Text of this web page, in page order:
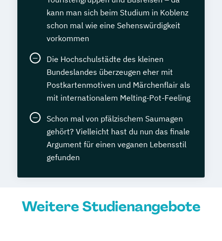
kann man sich beim Studium in Koblenz
schon mal wie eine Sehenswürdigkeit
vorkommen
Die Hochschulstädte des kleinen
Bundeslandes überzeugen eher mit
Postkartenmotiven und Märchenflair als
mit internationalem Melting-Pot-Feeling
Schon mal von pfälzischem Saumagen
gehört? Vielleicht hast du nun das finale
Argument für einen veganen Lebensstil
gefunden
Weitere Studienangebote